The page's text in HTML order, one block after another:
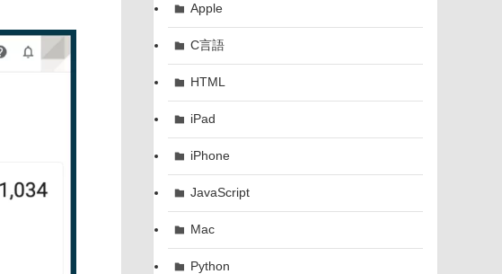
Apple
C言語
HTML
iPad
iPhone
JavaScript
Mac
Python